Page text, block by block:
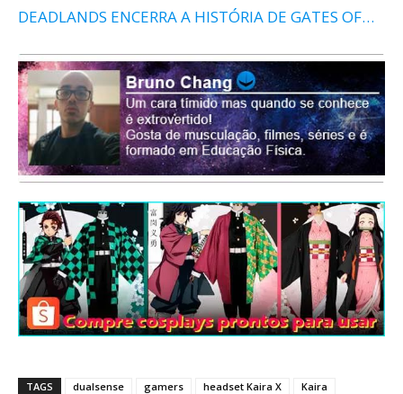
DEADLANDS ENCERRA A HISTÓRIA DE GATES OF…
TAGS dualsense gamers headset Kaira X
Kaira